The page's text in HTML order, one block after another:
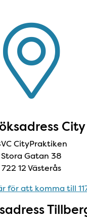
City
CityPraktiken
Stora Gatan 38
722 12 Västerås
för att komma till